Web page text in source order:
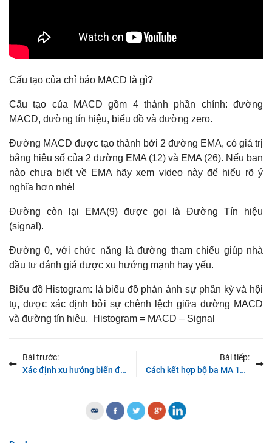
Mô hình nến Bullish Doji Star
Mô hình nến Bearish Three-Line Strike
Mô hình nến Bearish Harami
Mô hình nến Bearish Doji Star
Mô hình nến Above The Stomach
Mô hình nến Bullish Harami
Mô hình nến Concealing Baby Swallow
Mô hình nến Deliberation
Mô hình nến Gapping Dow Doji
Mô hình nến Southern Doji
Mô hình nến Three Outside Up
Cấu tạo của chỉ báo MACD là gì?
Cấu tạo của MACD gồm 4 thành phần chính: đường
MACD, đường tín hiệu, biểu đồ và đường zero.
Đường MACD được tạo thành bởi 2 đường EMA, có giá trị
bằng hiệu số của 2 đường EMA (12) và EMA (26). Nếu bạn
nào chưa biết về EMA hãy xem video này để hiểu rõ ý
nghĩa hơn nhé!
Đường còn lại EMA(9) được gọi là Đường Tín hiệu
(signal).
Đường 0, với chức năng là đường tham chiếu giúp nhà
đầu tư đánh giá được xu hướng mạnh hay yếu.
Biểu đồ Histogram: là biểu đồ phản ánh sự phân kỳ và hội
tụ, được xác định bởi sự chênh lệch giữa đường MACD
và đường tín hiệu. Histogram = MACD – Signal
Bài trước:
Xác định xu hướng biến động mạnh cùng Bollinger Bands
Bài tiếp:
Cách kết hợp bộ ba MA 10, 20 & 50